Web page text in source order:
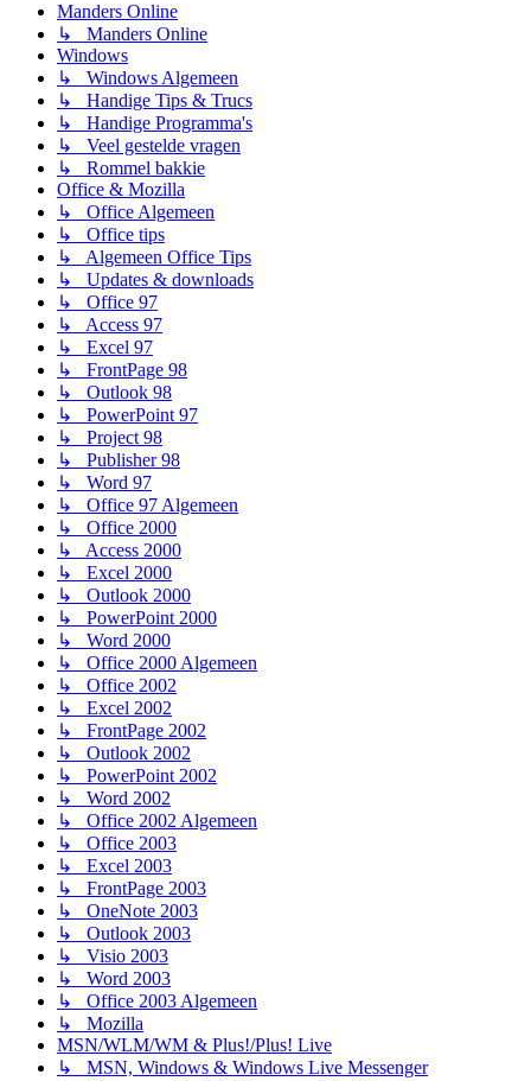
Manders Online
↳ Manders Online
Windows
↳ Windows Algemeen
↳ Handige Tips & Trucs
↳ Handige Programma's
↳ Veel gestelde vragen
↳ Rommel bakkie
Office & Mozilla
↳ Office Algemeen
↳ Office tips
↳ Algemeen Office Tips
↳ Updates & downloads
↳ Office 97
↳ Access 97
↳ Excel 97
↳ FrontPage 98
↳ Outlook 98
↳ PowerPoint 97
↳ Project 98
↳ Publisher 98
↳ Word 97
↳ Office 97 Algemeen
↳ Office 2000
↳ Access 2000
↳ Excel 2000
↳ Outlook 2000
↳ PowerPoint 2000
↳ Word 2000
↳ Office 2000 Algemeen
↳ Office 2002
↳ Excel 2002
↳ FrontPage 2002
↳ Outlook 2002
↳ PowerPoint 2002
↳ Word 2002
↳ Office 2002 Algemeen
↳ Office 2003
↳ Excel 2003
↳ FrontPage 2003
↳ OneNote 2003
↳ Outlook 2003
↳ Visio 2003
↳ Word 2003
↳ Office 2003 Algemeen
↳ Mozilla
MSN/WLM/WM & Plus!/Plus! Live
↳ MSN, Windows & Windows Live Messenger